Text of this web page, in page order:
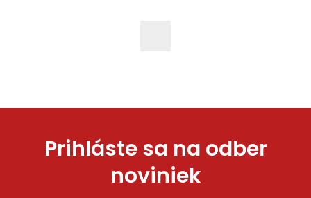
Prihláste sa na odber
noviniek